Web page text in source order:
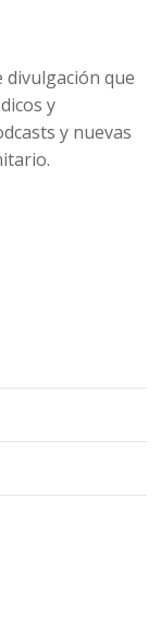
divulgación que
y
y nuevas